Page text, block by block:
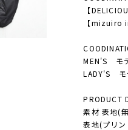
【
【mizuiro
MEN'S モ
LADY'S モ
PRODUCT
素材 表地(
表地(プリ